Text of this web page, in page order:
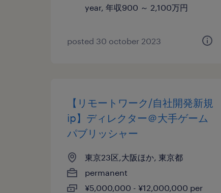
year, 年収900 ～ 2,100万円
posted 30 october 2023
【リモートワーク/自社開発新規
ip】ディレクター＠大手ゲーム
パブリッシャー
東京23区,大阪ほか, 東京都
permanent
¥5,000,000 - ¥12,000,000 per